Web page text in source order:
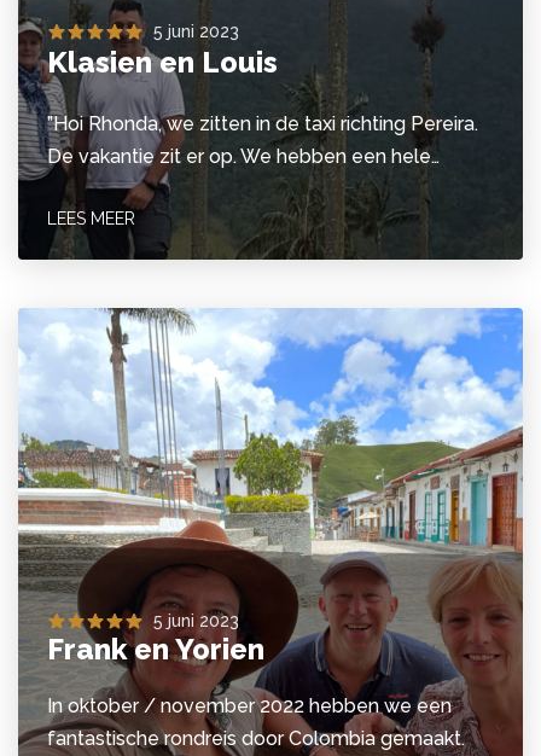
5 juni 2023
Klasien en Louis
”Hoi Rhonda, we zitten in de taxi richting Pereira.
De vakantie zit er op. We hebben een hele…
LEES MEER
5 juni 2023
Frank en Yorien
In oktober / november 2022 hebben we een
fantastische rondreis door Colombia gemaakt.